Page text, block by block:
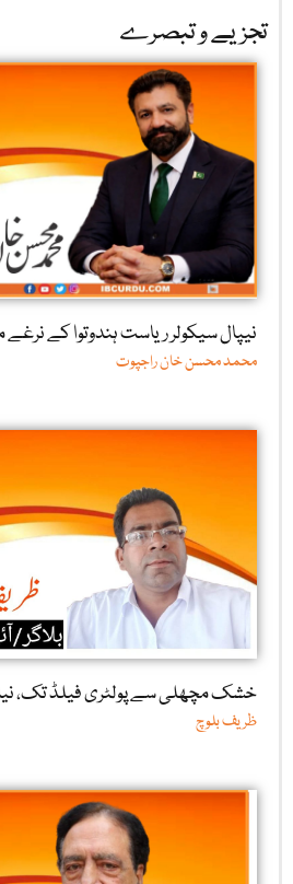
تجزیے و تبصرے
نیپال سیکولر ریاست ہندوتوا کے
محمد محسن خان راجپوت
خشک مچھلی سے پولٹری فیلڈ تک،
ظریف بلوچ